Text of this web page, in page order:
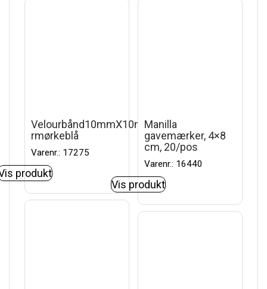
Velourbånd10mmX10m
rmørkeblå
Varenr.: 17275
produkt
Manilla
gavemærker, 4×8
cm, 20/pos
Varenr.: 16440
Vis produkt